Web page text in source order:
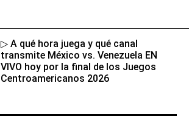
▷ A qué hora juega y qué canal
transmite México vs. Venezuela EN
VIVO hoy por la final de los Juegos
Centroamericanos 2026